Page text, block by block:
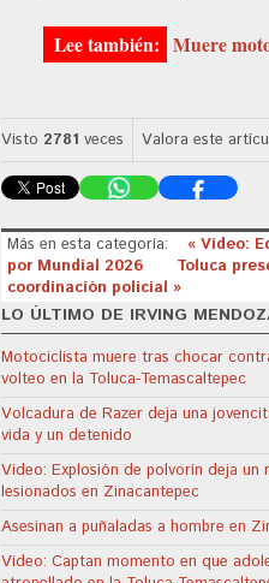
Muere
Visto 2781 veces Valora este
Más en esta categoría:
« Video:
por Mundial 2026
Toluca
coordinación policial »
LO ÚLTIMO DE IRVING
Motociclista muere tras chocar
volteo en la Toluca-Temascaltepec
Volcadura de Razer deja una
vida y un detenido
Video: Explosión de polvorín deja un
lesionados en Zinacantepec
Asesinan a puñaladas a hombre en
Video: Captan momento en que